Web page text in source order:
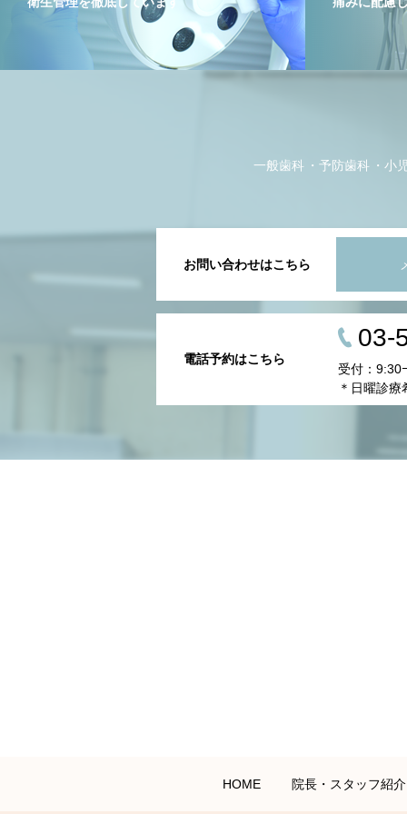
一般歯科 予防歯科 小
お問い合わせはこちら
電話予約はこちら
03-
受付：9:30
＊日曜診
HOME 院長・スタッフ紹介